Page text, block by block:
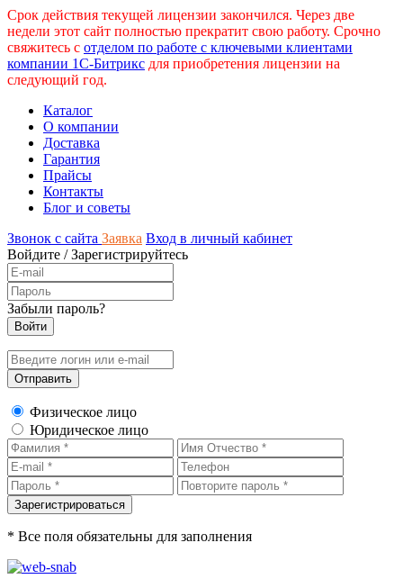
Срок действия текущей лицензии закончился. Через две
недели этот сайт полностью прекратит свою работу. Срочно
свяжитесь с отделом по работе с ключевыми клиентами
компании 1С-Битрикс для приобретения лицензии на
следующий год.
Каталог
О компании
Доставка
Гарантия
Прайсы
Контакты
Блог и советы
Звонок с сайта Заявка Вход в личный кабинет
Войдите /Зарегистрируйтесь
Забыли пароль?
Физическое лицо
Юридическое лицо
* Все поля обязательны для заполнения